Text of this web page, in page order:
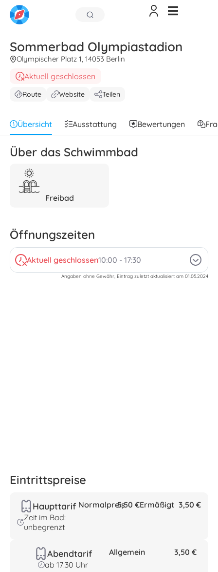
Sommerbad Olympiastadion
Olympischer Platz 1, 14053 Berlin
Aktuell geschlossen
Route Website Teilen
Übersicht Ausstattung Bewertungen
Über das Schwimmbad
Freibad
Öffnungszeiten
Aktuell geschlossen10:00 - 17:30
Angaben ohne Gewähr, Eintrag zuletzt aktualisiert am 01.05.2024
Eintrittspreise
Haupttarif
Zeit im Bad:
unbegrenzt
Normalpreis5,50 €Ermäßigt 3,50 €
Abendtarif
ab 17:30 Uhr
Allgemein 3,50 €